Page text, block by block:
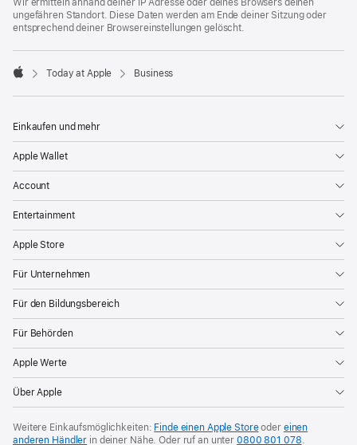
Wir ermitteln anhand deiner IP Adresse oder deines Browsers deinen
ungefähren Standort. Diese Daten werden am Ende deiner Sitzung oder
entsprechend deiner Browsereinstellungen gelöscht.
Today at Apple Business
Einkaufen und mehr
Apple Wallet
Account
Entertainment
Apple Store
Für Unternehmen
Für den Bildungsbereich
Für Behörden
Apple Werte
Über Apple
Weitere Einkaufsmöglichkeiten: Finde einen Apple Storeoder einen
anderen Händler in deiner Nähe.Oder ruf an unter0800 801 078.